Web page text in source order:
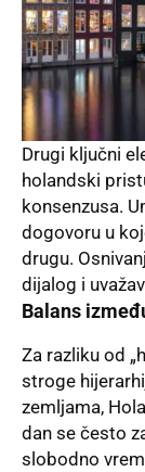
Drugi ključni
holandski
konsenzusa.
dogovoru u
drugu.
dijalog i
Balans
Za razliku od
stroge
zemljama,
dan se često
slobodno